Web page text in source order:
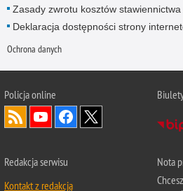
Zasady zwrotu kosztów stawiennictwa
Deklaracja dostępności strony
Ochrona danych
Policja online
Redakcja serwisu
Kontakt z redakcją
Nota